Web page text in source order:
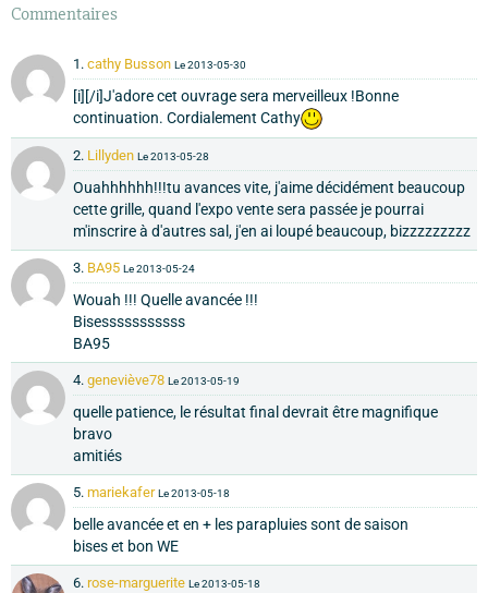
Commentaires
1. cathy Busson Le 2013-05-30
[i][/i]J'adore cet ouvrage sera merveilleux !Bonne
continuation. Cordialement Cathy
2. Lillyden Le 2013-05-28
Ouahhhhhh!!!tu avances vite, j'aime décidément beaucoup
cette grille, quand l'expo vente sera passée je pourrai
m'inscrire à d'autres sal, j'en ai loupé beaucoup, bizzzzzzzzz
3. BA95 Le 2013-05-24
Wouah !!! Quelle avancée !!!
Bisesssssssssss
BA95
4. geneviève78 Le 2013-05-19
quelle patience, le résultat final devrait être magnifique
bravo
amitiés
5. mariekafer Le 2013-05-18
belle avancée et en + les parapluies sont de saison
bises et bon WE
6. rose-marguerite Le 2013-05-18